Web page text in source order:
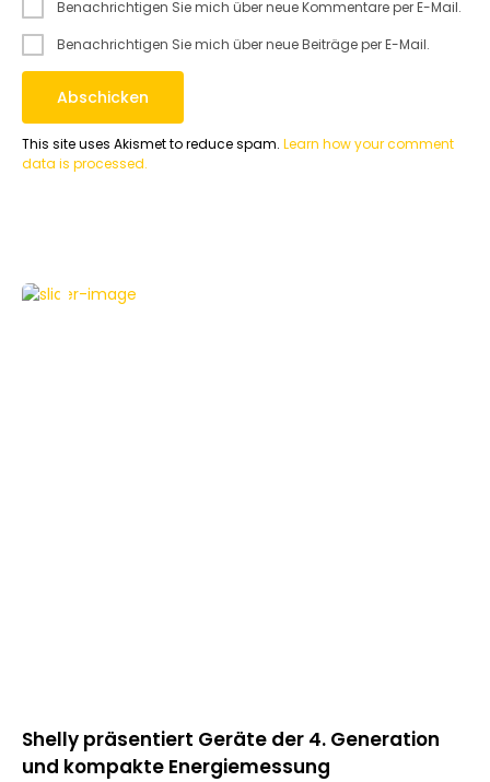
Benachrichtigen Sie mich über neue Kommentare per E-Mail.
Benachrichtigen Sie mich über neue Beiträge per E-Mail.
This site uses Akismet to reduce spam. Learn how your comment
data is processed.
NEWS
Shelly präsentiert Geräte der 4. Generation
und kompakte Energiemessung